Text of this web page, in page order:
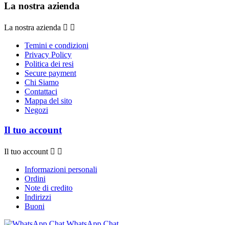
La nostra azienda
La nostra azienda  
Temini e condizioni
Privacy Policy
Politica dei resi
Secure payment
Chi Siamo
Contattaci
Mappa del sito
Negozi
Il tuo account
Il tuo account  
Informazioni personali
Ordini
Note di credito
Indirizzi
Buoni